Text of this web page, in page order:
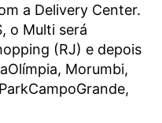
a Delivery Center.
o Multi será
(RJ) e depois
Morumbi,